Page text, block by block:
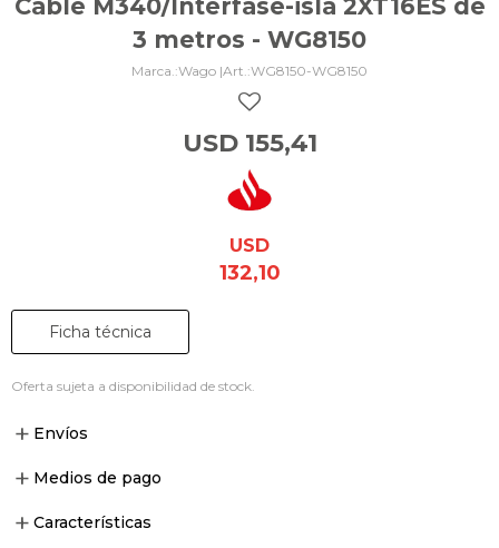
Cable M340/Interfase-isla 2XT16ES de
3 metros - WG8150
Wago | WG8150-WG8150
USD 155,41
USD
132,10
Ficha técnica
Oferta sujeta a disponibilidad de stock.
Envíos
Medios de pago
Características